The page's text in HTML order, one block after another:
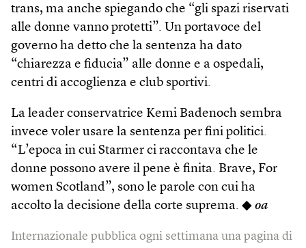
trans, ma anche spiegando che “gli spazi riservati
alle donne vanno protetti”. Un portavoce del
governo ha detto che la sentenza ha dato
“chiarezza e fiducia” alle donne e a ospedali,
centri di accoglienza e club sportivi.
La leader conservatrice Kemi Badenoch sembra
invece voler usare la sentenza per fini politici.
“L’epoca in cui Starmer ci raccontava che le
donne possono avere il pene è finita. Brave, For
women Scotland”, sono le parole con cui ha
accolto la decisione della corte suprema. ◆ oa
Internazionale pubblica ogni settimana una pagina di